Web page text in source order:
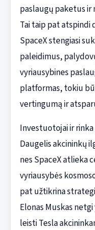
paslaugų paketus ir
Tai taip pat atspindi
SpaceX stengiasi
paleidimus,
vyriausybines
platformas, tokiu
vertingumą ir
Investuotojai ir
Daugelis akcininkų
nes SpaceX atlieka
vyriausybės
pat užtikrina
Elonas Muskas
leisti Tesla